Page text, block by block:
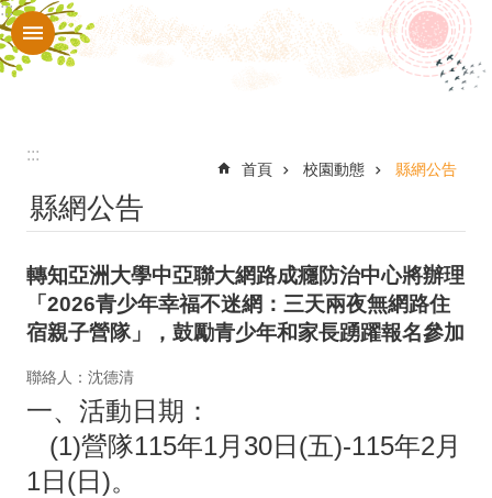
跳到主要內容區塊
進
校
態
認
行
:::
:::
首頁 校園動態 縣網公告
縣網公告
轉知亞洲大學中亞聯大網路成癮防治中心將辦理
「2026青少年幸福不迷網：三天兩夜無網路住
宿親子營隊」，鼓勵青少年和家長踴躍報名參加
聯絡人：沈德清
一、活動日期：
(1)營隊115年1月30日(五)-115年2月
1日(日)。